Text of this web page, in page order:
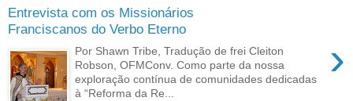
Entrevista com os Missionários
Franciscanos do Verbo Eterno
›
Por Shawn Tribe, Tradução de frei Cleiton
Robson, OFMConv. Como parte da nossa
exploração contínua de comunidades dedicadas
à “Reforma da Re...